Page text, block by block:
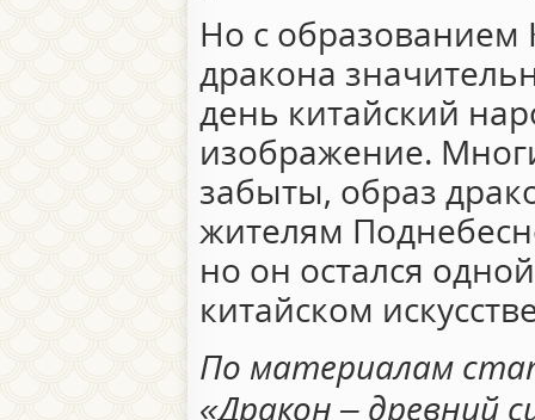
Но с образованием
дракона
день китайский
изображение.
забыты, образ
жителям
но он остался
китайском
По материалам
«Дракон – древний